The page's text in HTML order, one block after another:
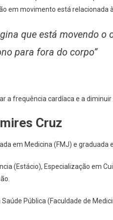
em movimento está relacionada
que está movendo
para fora do corpo”
a frequência cardíaca e a
Cruz
em Medicina (FMJ) e
(Estácio), Especialização em
Pública (Faculdade de